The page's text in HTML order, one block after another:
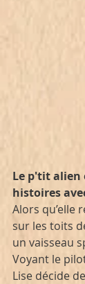
Le p'tit alien
histoires
Alors qu’elle
sur les toits
un vaisseau
Voyant le
Lise décide